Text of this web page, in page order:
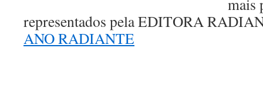
mais
representados pela EDITORA
ANO RADIANTE